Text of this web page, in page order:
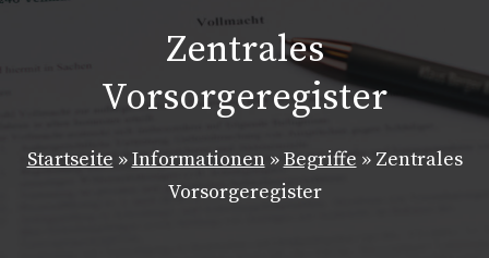
Zentrales
Vorsorgeregister
Startseite »Informationen»Begriffe » Zentrales
Vorsorgeregister